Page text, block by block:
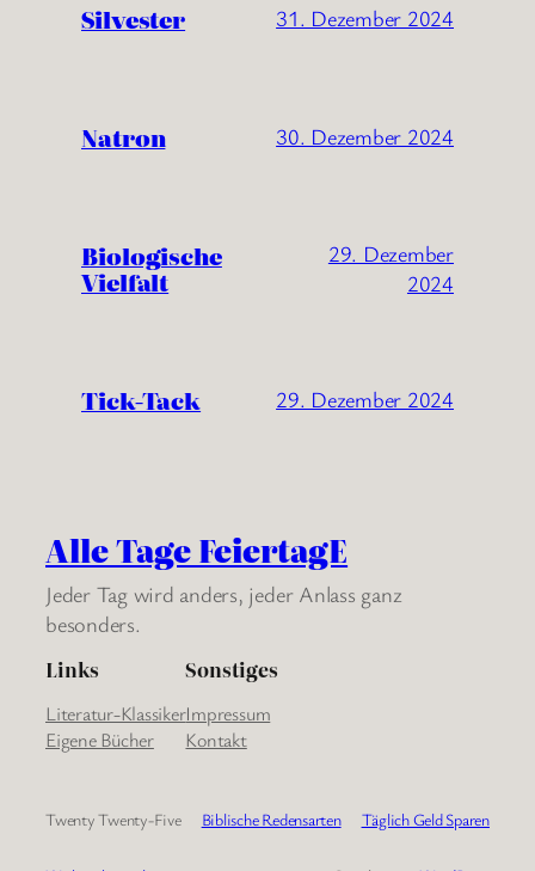
Silvester 31. Dezember 2024
Natron 30. Dezember 2024
Biologische
Vielfalt
29. Dezember
2024
Tick-Tack 29. Dezember 2024
Alle Tage FeiertagE
Jeder Tag wird anders, jeder Anlass ganz
besonders.
Links
Literatur-Klassiker
Eigene Bücher
Sonstiges
Impressum
Kontakt
Twenty Twenty-Five Biblische Redensarten Täglich Geld Sparen